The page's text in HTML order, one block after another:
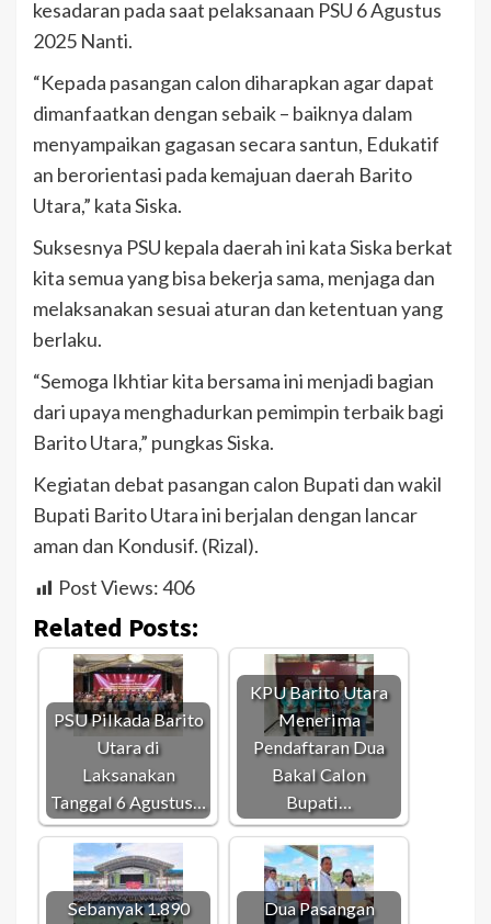
kesadaran pada saat pelaksanaan PSU 6 Agustus
2025 Nanti.
“Kepada pasangan calon diharapkan agar dapat
dimanfaatkan dengan sebaik – baiknya dalam
menyampaikan gagasan secara santun, Edukatif
an berorientasi pada kemajuan daerah Barito
Utara,” kata Siska.
Suksesnya PSU kepala daerah ini kata Siska berkat
kita semua yang bisa bekerja sama, menjaga dan
melaksanakan sesuai aturan dan ketentuan yang
berlaku.
“Semoga Ikhtiar kita bersama ini menjadi bagian
dari upaya menghadurkan pemimpin terbaik bagi
Barito Utara,” pungkas Siska.
Kegiatan debat pasangan calon Bupati dan wakil
Bupati Barito Utara ini berjalan dengan lancar
aman dan Kondusif. (Rizal).
Post Views:406
Related Posts:
PSU Pilkada Barito
Utara di
Laksanakan
Tanggal 6 Agustus…
KPU Barito Utara
Menerima
Pendaftaran Dua
Bakal Calon
Bupati…
Sebanyak 1.890
Dua Pasangan